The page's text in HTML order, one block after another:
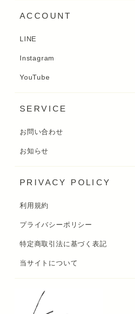
ACCOUNT
LINE
Instagram
YouTube
SERVICE
お問い合わせ
お知らせ
PRIVACY POLICY
利用規約
プライバシーポリシー
特定商取引法に基づく表記
当サイトについて